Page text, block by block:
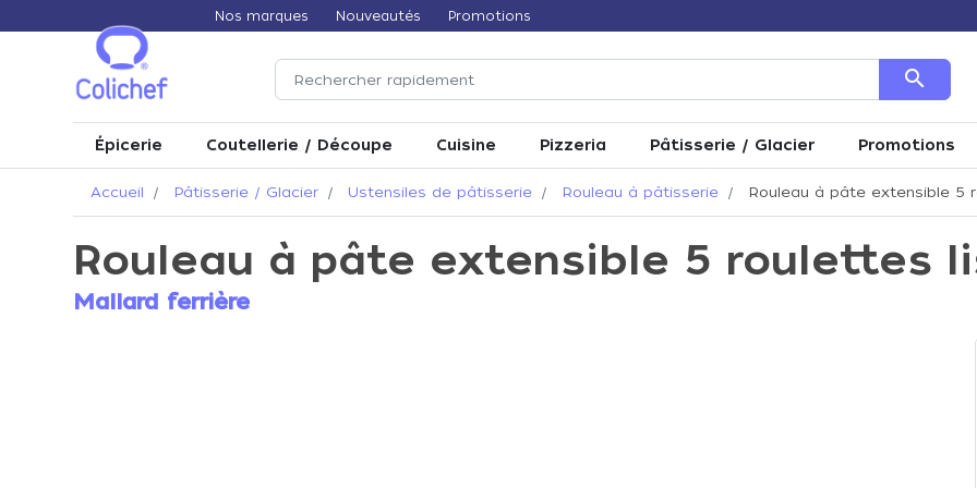
Nos marques Nouveautés Promotions
search
Épicerie Coutellerie / Découpe Cuisine Pizzeria Pâtisserie / Glacier Promotions
Accueil Pâtisserie / Glacier Ustensiles de pâtisserie Rouleau à pâtisserie Rouleau à pâte extensible 5
Rouleau à pâte extensible 5 roulettes
Mallard ferrière